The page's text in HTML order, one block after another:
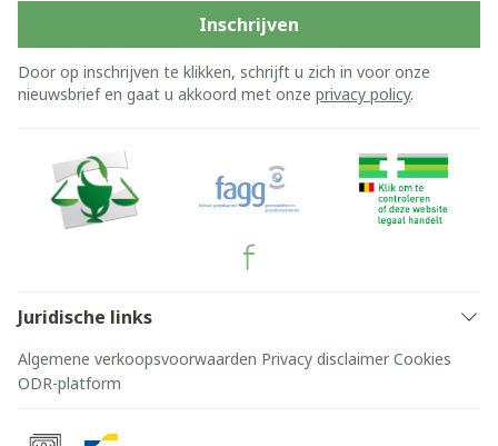
Inschrijven
Door op inschrijven te klikken, schrijft u zich in voor onze
nieuwsbrief en gaat u akkoord met onze privacy policy.
Juridische links
Algemene verkoopsvoorwaarden Privacy disclaimer Cookies
ODR-platform